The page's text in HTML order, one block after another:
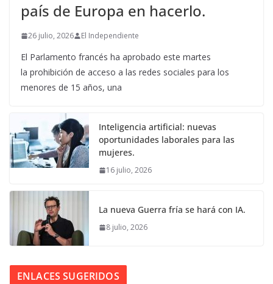
país de Europa en hacerlo.
26 julio, 2026 El Independiente
El Parlamento francés ha aprobado este martes
la prohibición de acceso a las redes sociales para los
menores de 15 años, una
Inteligencia artificial: nuevas
oportunidades laborales para las
mujeres.
16 julio, 2026
La nueva Guerra fría se hará con IA.
8 julio, 2026
ENLACES SUGERIDOS